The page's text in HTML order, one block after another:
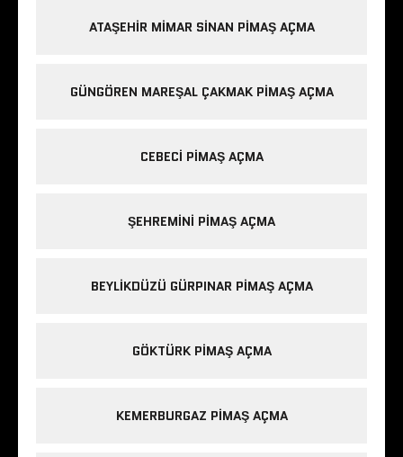
ATAŞEHIR MIMAR SINAN PIMAŞ AÇMA
GÜNGÖREN MAREŞAL ÇAKMAK PIMAŞ AÇMA
CEBECI PIMAŞ AÇMA
ŞEHREMINI PIMAŞ AÇMA
BEYLIKDÜZÜ GÜRPINAR PIMAŞ AÇMA
GÖKTÜRK PIMAŞ AÇMA
KEMERBURGAZ PIMAŞ AÇMA